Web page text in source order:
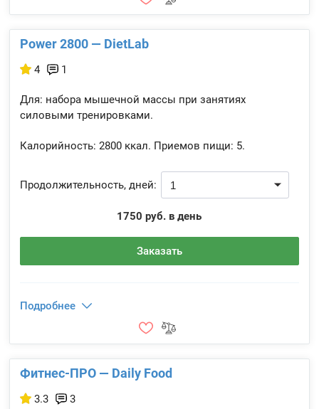
Power 2800 — DietLab
4 1
Для: набора мышечной массы при занятиях
силовыми тренировками.
Калорийность: 2800 ккал. Приемов пищи: 5.
Продолжительность, дней:
1750 руб. в день
Заказать
Подробнее
Фитнес-ПРО — Daily Food
3.3 3